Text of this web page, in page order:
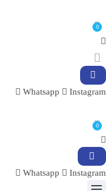
0
Whatsapp Instagram
0
Whatsapp Instagram